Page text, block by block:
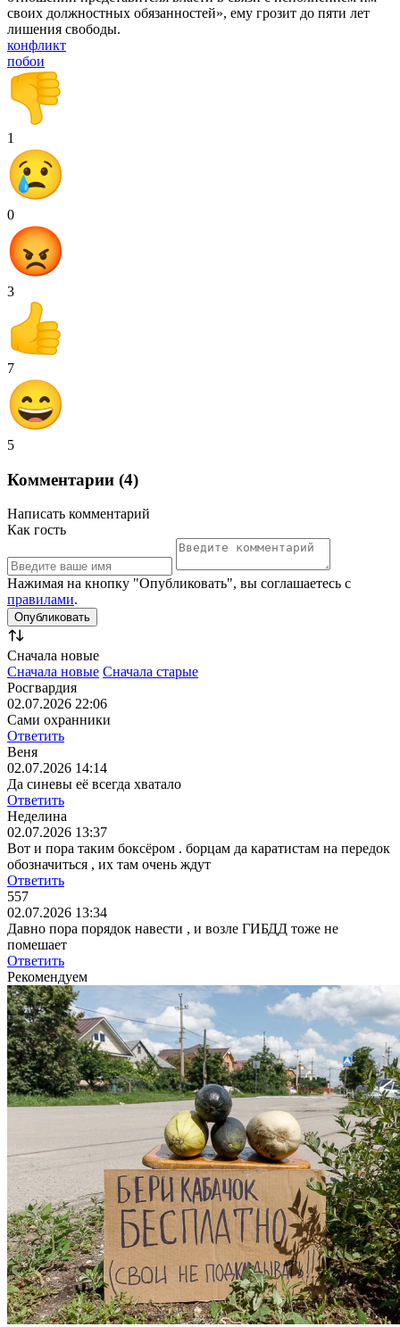
своих должностных обязанностей», ему грозит до пяти лет
лишения свободы.
конфликт
побои
1
0
3
7
5
Комментарии (4)
Написать комментарий
Как гость
Нажимая на кнопку "Опубликовать", вы соглашаетесь с
правилами.
Сначала новые
Сначала новые Сначала старые
Росгвардия
02.07.2026 22:06
Сами охранники
Ответить
Веня
02.07.2026 14:14
Да синевы её всегда хватало
Ответить
Неделина
02.07.2026 13:37
Вот и пора таким боксёром . борцам да каратистам на передок
обозначиться , их там очень ждут
Ответить
557
02.07.2026 13:34
Давно пора порядок навести , и возле ГИБДД тоже не
помешает
Ответить
Рекомендуем